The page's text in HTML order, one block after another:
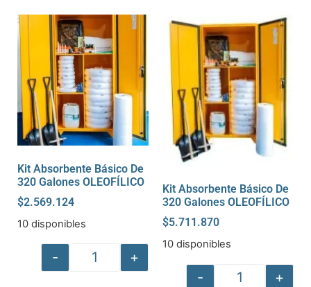
Kit Absorbente Básico De
320 Galones OLEOFÍLICO
$2.569.124
10 disponibles
- +
Kit Absorbente Básico De
320 Galones OLEOFÍLICO
$5.711.870
10 disponibles
- +